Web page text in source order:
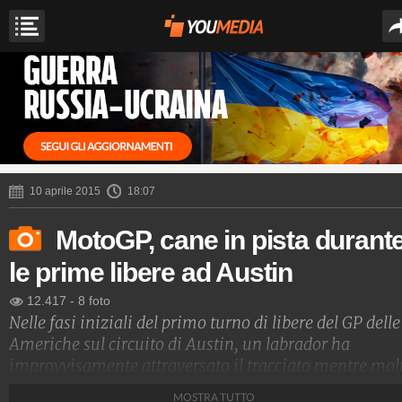
10 aprile 2015 18:07
MotoGP, cane in pista
le prime libere ad Austin
12.417 - 8 foto
Nelle fasi iniziali del primo turno di libere del GP delle
Americhe sul circuito di Austin, un labrador ha
improvvisamente attraversato il tracciato mentre
MOSTRA TUTTO